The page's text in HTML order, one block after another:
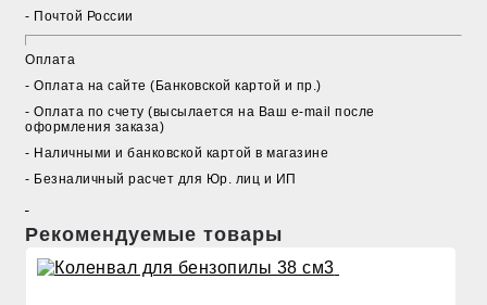
- Почтой России
Оплата
- Оплата на сайте (Банковской картой и пр.)
- Оплата по счету (высылается на Ваш e-mail после
оформления заказа)
- Наличными и банковской картой в магазине
- Безналичный расчет для Юр. лиц и ИП
Рекомендуемые товары